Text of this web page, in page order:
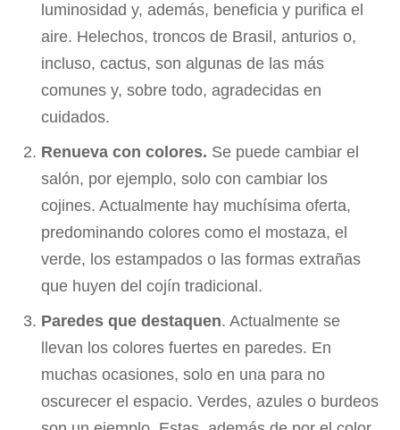
luminosidad y, además, beneficia y purifica el
aire. Helechos, troncos de Brasil, anturios o,
incluso, cactus, son algunas de las más
comunes y, sobre todo, agradecidas en
cuidados.
Renueva con colores. Se puede cambiar el
salón, por ejemplo, solo con cambiar los
cojines. Actualmente hay muchísima oferta,
predominando colores como el mostaza, el
verde, los estampados o las formas extrañas
que huyen del cojín tradicional.
Paredes que destaquen. Actualmente se
llevan los colores fuertes en paredes. En
muchas ocasiones, solo en una para no
oscurecer el espacio. Verdes, azules o burdeos